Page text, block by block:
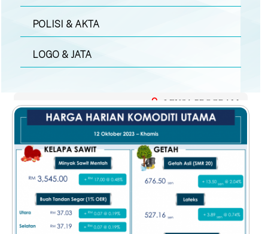
POLISI & AKTA
LOGO & JATA
LENSA PROGRAM